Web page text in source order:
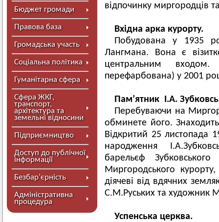
Бюджет громади
Правова база
Громадська участь
Соціальна політика
Гуманітарна сфера
Сфера ЖКГ,
транспорт,
архітектура та
земельні відносини
Підприємництво
Доступ до публічної
інформації
Безбар’єрність
Адміністративна
процедура
відпочинку миргородців
Вхідна арка курорту.
Побудована у 1935
Лангмана. Вона є
центральним
перефарбована) у 2001
Пам’ятник І.А.
Перебуваючи на
обминете його.
Відкритий 25 листопада
народження
барельєф
Миргородського
діячеві від вдячних
С.М.Руських та художник
Успенська церква.